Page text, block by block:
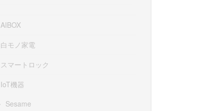
AIBOX
白モノ家電
スマートロック
IoT機器
Sesame